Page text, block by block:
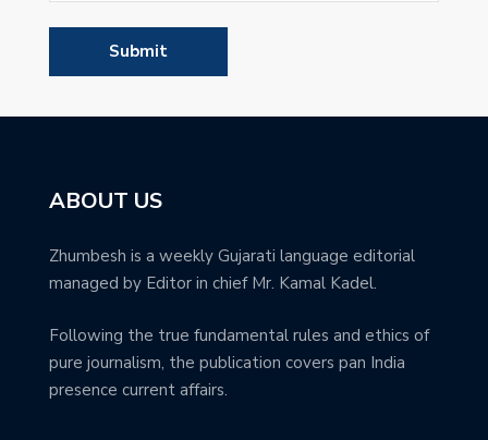
ABOUT US
Zhumbesh is a weekly Gujarati language editorial
managed by Editor in chief Mr. Kamal Kadel.
Following the true fundamental rules and ethics of
pure journalism, the publication covers pan India
presence current affairs.